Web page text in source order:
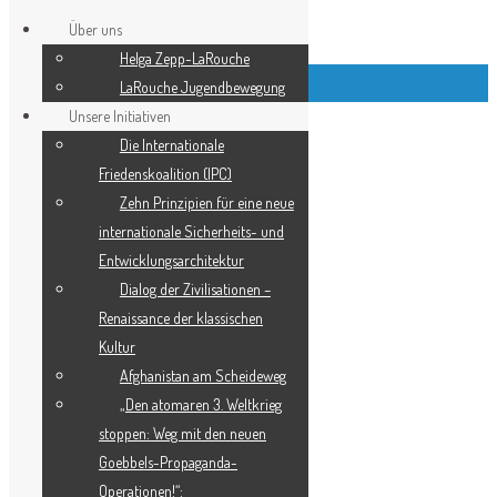
Top Left Link Buttons
Über uns
Helga Zepp-LaRouche
LaRouche Jugendbewegung
Unsere Initiativen
Die Internationale
Friedenskoalition (IPC)
­Zehn Prinzipien für eine neue
internationale Sicherheits- und
Entwicklungsarchitektur
Dialog der Zivilisationen –
Renaissance der klassischen
Kultur
Afghanistan am Scheideweg
„Den atomaren 3. Weltkrieg
stoppen: Weg mit den neuen
Goebbels-Propaganda-
Operationen!“: